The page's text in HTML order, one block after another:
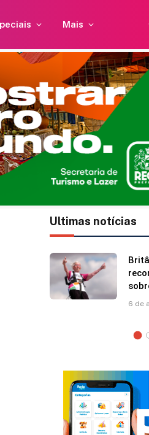
Mais
Ultimas notícias
de 97 anos quebra
mundial ao andar
asa de avião; veja vídeo